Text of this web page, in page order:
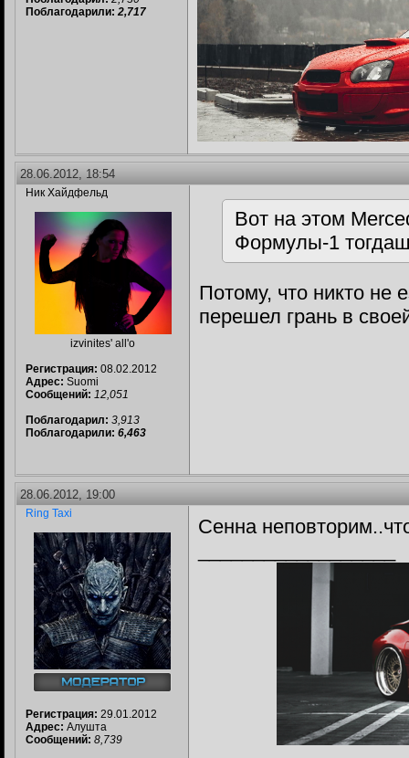
Поблагодарили: 2,717
28.06.2012, 18:54
Ник Хайдфельд
izvinites' all'o
Регистрация: 08.02.2012
Адрес: Suomi
Сообщений: 12,051
Поблагодарил: 3,913
Поблагодарили: 6,463
Вот на этом
Формулы-1
Потому, что никто не
перешел грань в
28.06.2012, 19:00
Ring Taxi
Регистрация: 29.01.2012
Адрес: Алушта
Сообщений: 8,739
Сенна